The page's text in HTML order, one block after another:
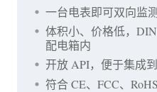
一台电表即可双向监
体积小、价格低，
配电箱内
开放 API，便于集成
符合 CE、FCC、